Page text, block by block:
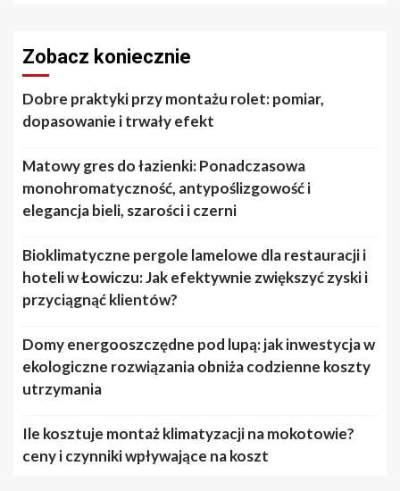
Zobacz koniecznie
Dobre praktyki przy montażu rolet: pomiar,
dopasowanie i trwały efekt
Matowy gres do łazienki: Ponadczasowa
monohromatyczność, antypoślizgowość i
elegancja bieli, szarości i czerni
Bioklimatyczne pergole lamelowe dla restauracji i
hoteli w Łowiczu: Jak efektywnie zwiększyć zyski i
przyciągnąć klientów?
Domy energooszczędne pod lupą: jak inwestycja w
ekologiczne rozwiązania obniża codzienne koszty
utrzymania
Ile kosztuje montaż klimatyzacji na mokotowie?
ceny i czynniki wpływające na koszt